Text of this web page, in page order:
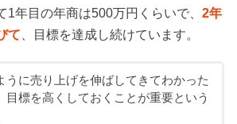
1年目の年商は500万円くらいで、2年
て 、目標を達成し続けています。
うに売り上げを伸ばしてきてわかった
目標を高くしておくことが重要という